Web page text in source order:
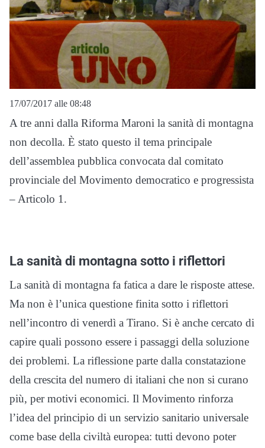
17/07/2017 alle 08:48
A tre anni dalla Riforma Maroni la sanità di montagna
non decolla. È stato questo il tema principale
dell’assemblea pubblica convocata dal comitato
provinciale del Movimento democratico e progressista
– Articolo 1.
La sanità di montagna sotto i riflettori
La sanità di montagna fa fatica a dare le risposte attese.
Ma non è l’unica questione finita sotto i riflettori
nell’incontro di venerdì a Tirano. Si è anche cercato di
capire quali possono essere i passaggi della soluzione
dei problemi. La riflessione parte dalla constatazione
della crescita del numero di italiani che non si curano
più, per motivi economici. Il Movimento rinforza
l’idea del principio di un servizio sanitario universale
come base della civiltà europea: tutti devono poter